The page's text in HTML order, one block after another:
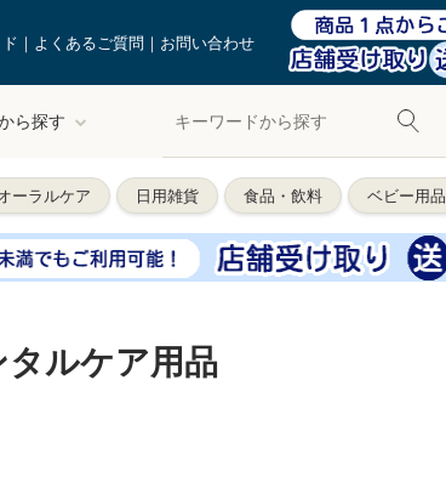
よくあるご質問 お問い合わせ
ら探す
ーラルケア 日用雑貨 食品・飲料 ベビー用品
ルケア用品